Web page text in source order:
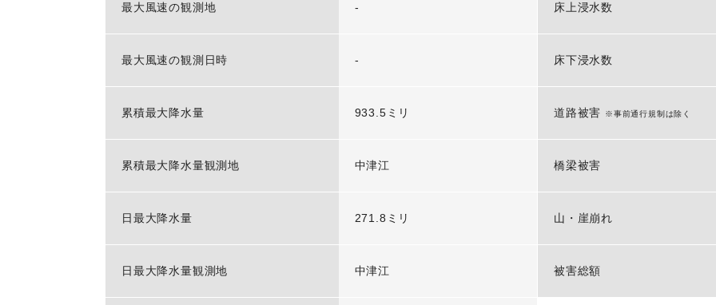
最大風速の観測地 -
最大風速の観測日時 -
累積最大降水量 933.5ミリ
累積最大降水量観測地 中津江
日最大降水量 271.8ミリ
日最大降水量観測地 中津江
床上浸水数
床下浸水数
道路被害 ※事前通行規制は除く
橋梁被害
山・崖崩れ
被害総額